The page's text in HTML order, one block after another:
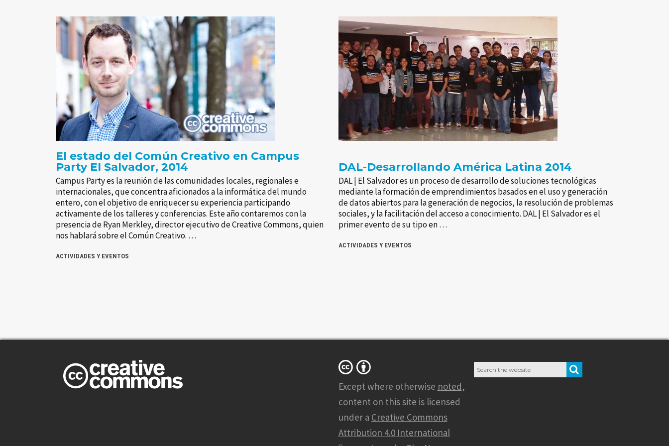
El estado del Común Creativo en Campus
Party El Salvador, 2014
Campus Party es la reunión de las comunidades locales, regionales e
internacionales, que concentra aficionados a la informática del mundo
entero, con el objetivo de enriquecer su experiencia participando
activamente de los talleres y conferencias. Este año contaremos con la
presencia de Ryan Merkley, director ejecutivo de Creative Commons, quien
nos hablará sobre el Común Creativo. …
ACTIVIDADES Y EVENTOS
DAL-Desarrollando América Latina 2014
DAL | El Salvador es un proceso de desarrollo de soluciones tecnológicas
mediante la formación de emprendimientos basados en el uso y generación
de datos abiertos para la generación de negocios, la resolución de problemas
sociales, y la facilitación del acceso a conocimiento. DAL | El Salvador es el
primer evento de su tipo en …
ACTIVIDADES Y EVENTOS
Except where otherwise noted,
content on this site is licensed
under a Creative Commons
Attribution 4.0 International
Search
for: